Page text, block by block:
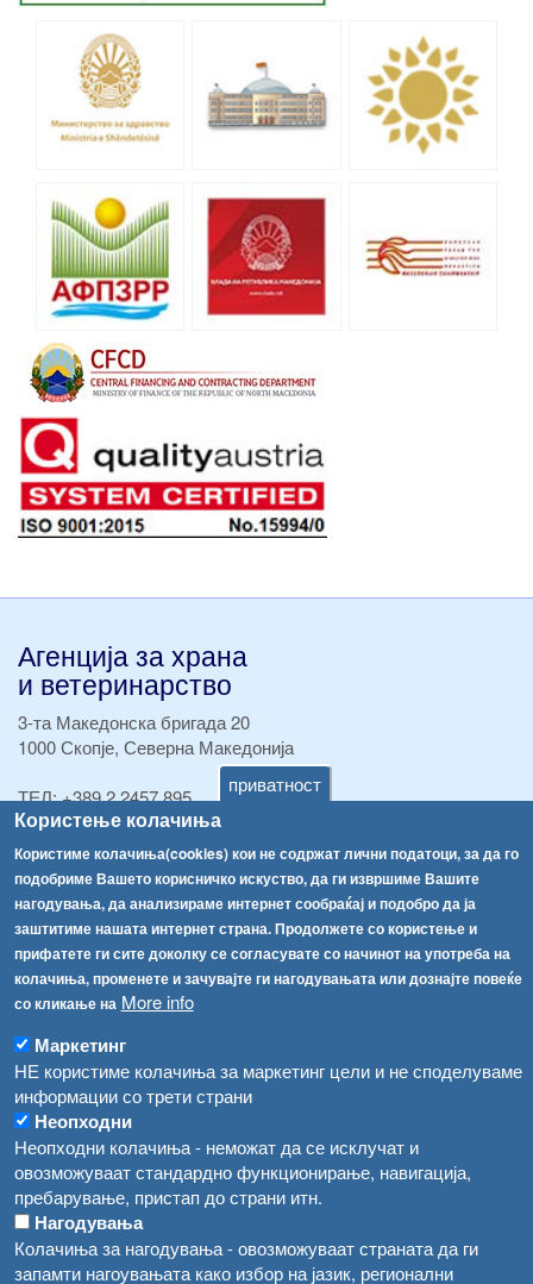
приватност
Користење колачиња
Користиме колачиња(cookies) кои не содржат лични податоци, за да го
подобриме Вашето корисничко искуство, да ги извршиме Вашите
нагодувања, да анализираме интернет сообраќај и подобро да ја
заштитиме нашата интернет страна. Продолжете со користење и
прифатете ги сите доколку се согласувате со начинот на употреба на
колачиња, променете и зачувајте ги нагодувањата или дознајте повеќе
со кликање на More info
Маркетинг
НЕ користиме колачиња за маркетинг цели и не споделуваме
информации со трети страни
Неопходни
Неопходни колачиња - неможат да се исклучат и
овозможуваат стандардно функционирање, навигација,
пребарување, пристап до страни итн.
Нагодувања
Колачиња за нагодувања - овозможуваат страната да ги
запамти нагоувањата како избор на јазик, регионални
Агенција за храна
и ветеринарство
3-та Македонска бригада 20
1000 Скопје, Северна Македонија
ТЕЛ:+389 2 2457 895
ТЕЛ:+389 2 2457 873
Факс:+389 2 2457 893
Факс:+389 2 2457 871
info@fva.gov.mk
[АХВ-претходна страна]
Соопштенија
Република Бугарија ги засили официјалните контроли при увоз на свежо овошје и зеленчук
Високите температури ризик од труење со храна, опасни се и за животните
Водата во Гостивар може да се користи како техничка, продолжува испораката на флаширана вода
Во Гостивар спроведени 70 вонредни контроли
Забраната за водата во Гостивар останува на сила, операторите да користат само технички безбедна вода
Навигација
Обрасци
Огласи